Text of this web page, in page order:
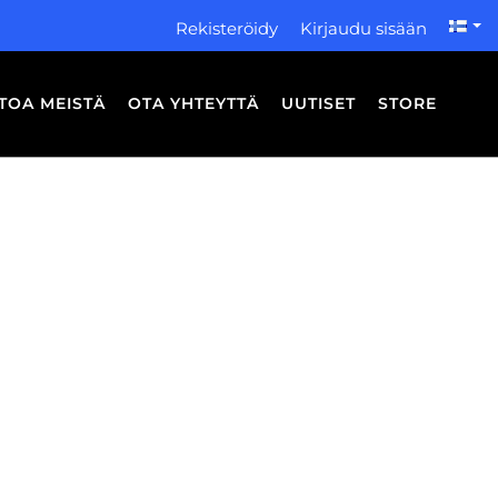
Rekisteröidy Kirjaudu sisään
MEISTÄ OTA YHTEYTTÄ UUTISET STORE